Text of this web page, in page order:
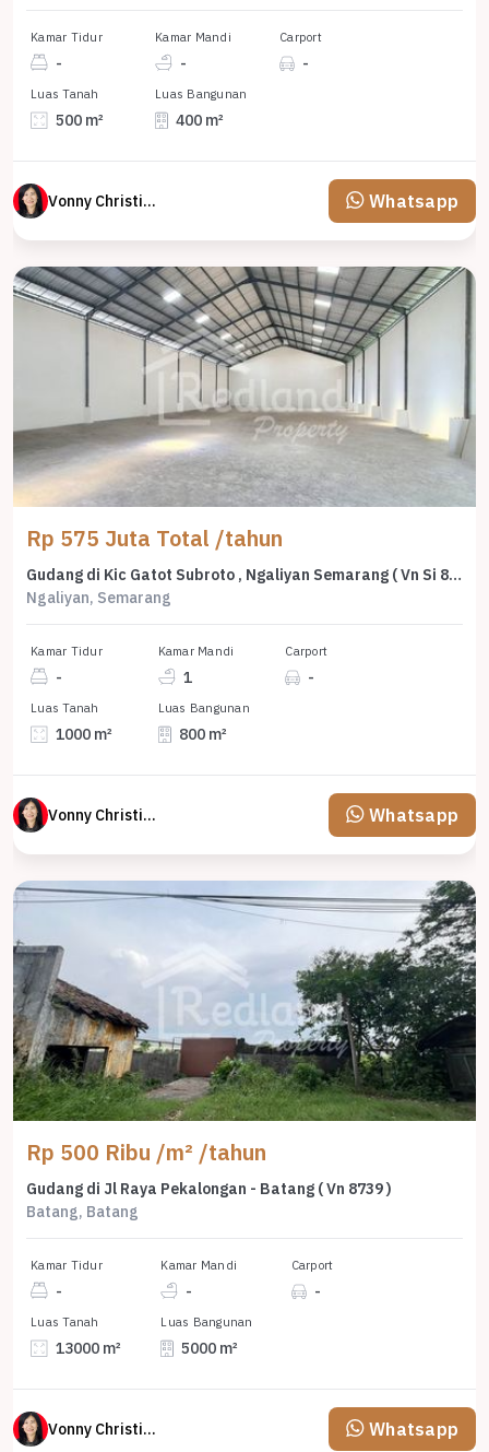
Kamar Tidur
-
Kamar Mandi
-
Carport
-
Luas Tanah
500 m²
Luas Bangunan
400 m²
Vonny Christina Whatsapp
Rp 575 Juta Total /tahun
Gudang di Kic Gatot Subroto , Ngaliyan Semarang ( Vn Si 8741 )
Ngaliyan, Semarang
Kamar Tidur
-
Kamar Mandi
1
Carport
-
Luas Tanah
1000 m²
Luas Bangunan
800 m²
Vonny Christina Whatsapp
Rp 500 Ribu /m² /tahun
Gudang di Jl Raya Pekalongan - Batang ( Vn 8739 )
Batang, Batang
Kamar Tidur
-
Kamar Mandi
-
Carport
-
Luas Tanah
13000 m²
Luas Bangunan
5000 m²
Vonny Christina Whatsapp